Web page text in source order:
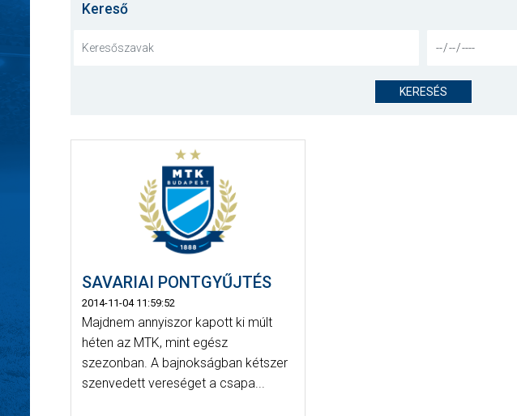
Kereső
KERESÉS
SAVARIAI PONTGYŰJTÉS
2014-11-04 11:59:52
Majdnem annyiszor kapott ki múlt
héten az MTK, mint egész
szezonban. A bajnokságban kétszer
szenvedett vereséget a csapa...